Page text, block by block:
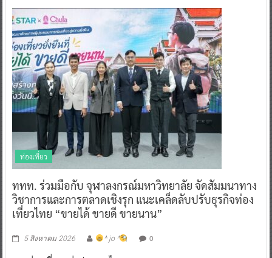
ท่องเที่ยว
ททท. ร่วมมือกับ จุฬาลงกรณ์มหาวิทยาลัย จัดสัมมนาทาง
วิชาการและการตลาดเชิงรุก แนะเคล็ดลับปรับธุรกิจท่อง
เที่ยวไทย “ขายได้ ขายดี ขายนาน”
5 สิงหาคม 2026 ^ jo ^ 0